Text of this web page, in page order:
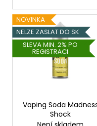
NOVINKA
NELZE ZASLAT DO SK
SLEVA MIN. 2% PO
REGISTRACI
Vaping Soda
Shock
j
m
e
11MG